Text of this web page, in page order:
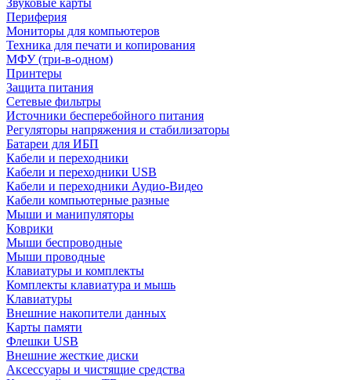
Звуковые карты
Периферия
Мониторы для компьютеров
Техника для печати и копирования
МФУ (три-в-одном)
Принтеры
Защита питания
Сетевые фильтры
Источники бесперебойного питания
Регуляторы напряжения и стабилизаторы
Батареи для ИБП
Кабели и переходники
Кабели и переходники USB
Кабели и переходники Аудио-Видео
Кабели компьютерные разные
Мыши и манипуляторы
Коврики
Мыши беспроводные
Мыши проводные
Клавиатуры и комплекты
Комплекты клавиатура и мышь
Клавиатуры
Внешние накопители данных
Карты памяти
Флешки USB
Внешние жесткие диски
Аксессуары и чистящие средства